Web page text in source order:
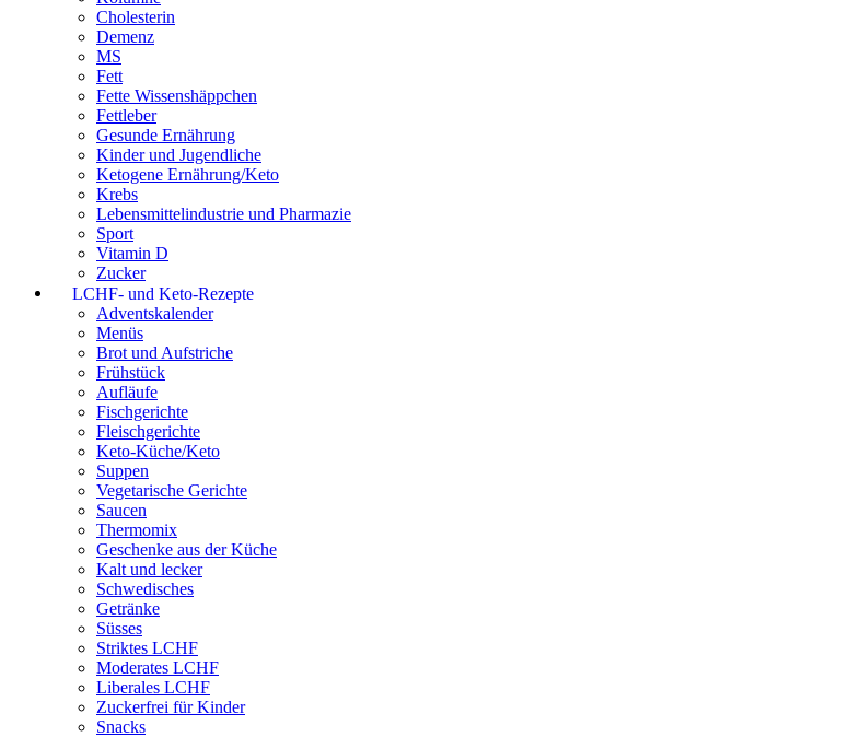
Cholesterin
Demenz
MS
Fett
Fette Wissenshäppchen
Fettleber
Gesunde Ernährung
Kinder und Jugendliche
Ketogene Ernährung/Keto
Krebs
Lebensmittelindustrie und Pharmazie
Sport
Vitamin D
Zucker
LCHF- und Keto-Rezepte
Adventskalender
Menüs
Brot und Aufstriche
Frühstück
Aufläufe
Fischgerichte
Fleischgerichte
Keto-Küche/Keto
Suppen
Vegetarische Gerichte
Saucen
Thermomix
Geschenke aus der Küche
Kalt und lecker
Schwedisches
Getränke
Süsses
Striktes LCHF
Moderates LCHF
Liberales LCHF
Zuckerfrei für Kinder
Snacks